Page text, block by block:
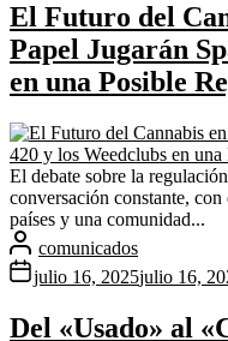
El Futuro del
Papel Jugarán
en una Posible
El debate sobre la
conversación constante,
países y una comunidad...
comunicados
julio 16, 2025julio 16,
Del «Usado» al